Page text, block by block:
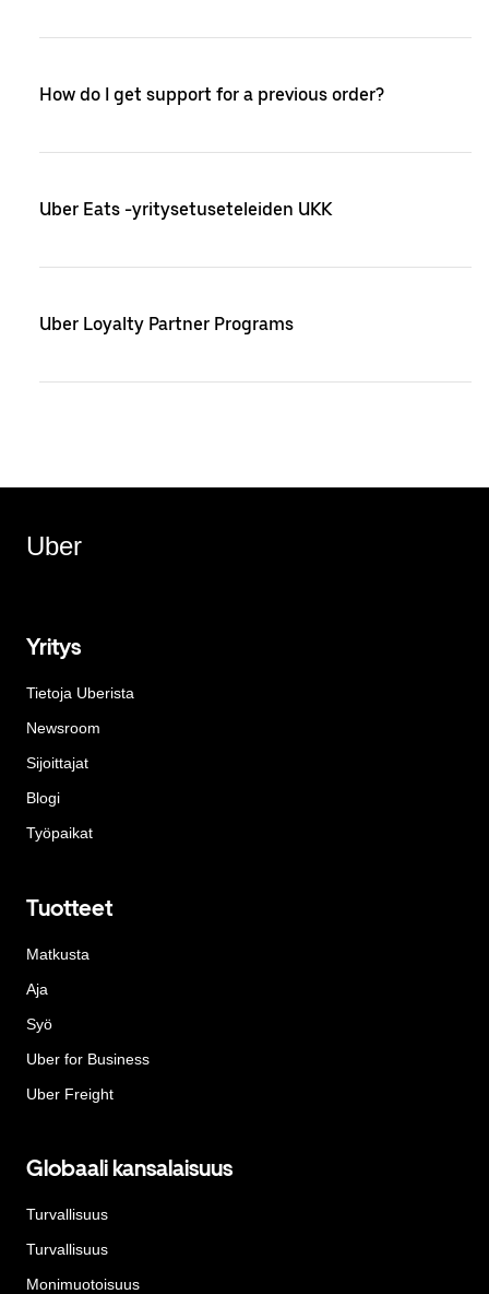
How do I get support for a previous order?
Uber Eats -yritysetuseteleiden UKK
Uber Loyalty Partner Programs
Uber
Yritys
Tietoja Uberista
Newsroom
Sijoittajat
Blogi
Työpaikat
Tuotteet
Matkusta
Aja
Syö
Uber for Business
Uber Freight
Globaali kansalaisuus
Turvallisuus
Turvallisuus
Monimuotoisuus